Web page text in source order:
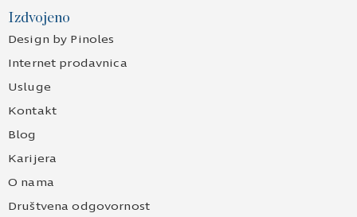
Izdvojeno
Design by Pinoles
Internet prodavnica
Usluge
Kontakt
Blog
Karijera
O nama
Društvena odgovornost